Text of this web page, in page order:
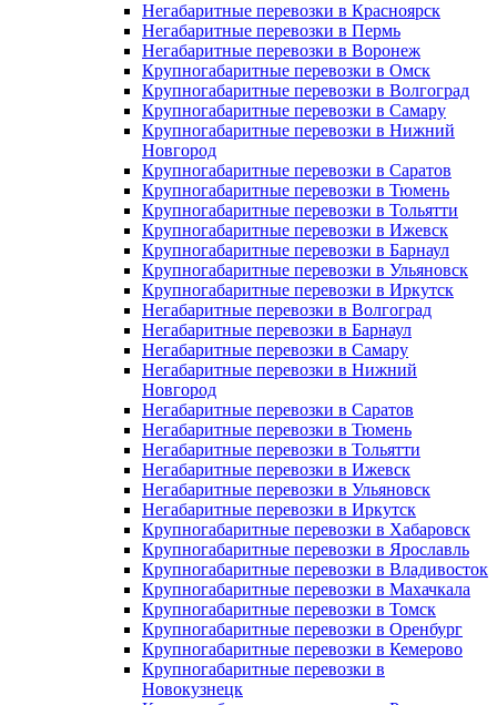
Негабаритные перевозки в Красноярск
Негабаритные перевозки в Пермь
Негабаритные перевозки в Воронеж
Крупногабаритные перевозки в Омск
Крупногабаритные перевозки в Волгоград
Крупногабаритные перевозки в Самару
Крупногабаритные перевозки в Нижний
Новгород
Крупногабаритные перевозки в Саратов
Крупногабаритные перевозки в Тюмень
Крупногабаритные перевозки в Тольятти
Крупногабаритные перевозки в Ижевск
Крупногабаритные перевозки в Барнаул
Крупногабаритные перевозки в Ульяновск
Крупногабаритные перевозки в Иркутск
Негабаритные перевозки в Волгоград
Негабаритные перевозки в Барнаул
Негабаритные перевозки в Самару
Негабаритные перевозки в Нижний
Новгород
Негабаритные перевозки в Саратов
Негабаритные перевозки в Тюмень
Негабаритные перевозки в Тольятти
Негабаритные перевозки в Ижевск
Негабаритные перевозки в Ульяновск
Негабаритные перевозки в Иркутск
Крупногабаритные перевозки в Хабаровск
Крупногабаритные перевозки в Ярославль
Крупногабаритные перевозки в Владивосток
Крупногабаритные перевозки в Махачкала
Крупногабаритные перевозки в Томск
Крупногабаритные перевозки в Оренбург
Крупногабаритные перевозки в Кемерово
Крупногабаритные перевозки в
Новокузнецк